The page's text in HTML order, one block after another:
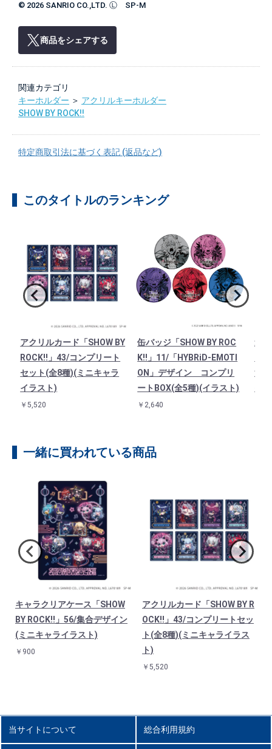
© 2026 SANRIO CO.,LTD. Ⓛ SP-M
商品をシェアする
関連カテゴリ
キーホルダー ＞ アクリルキーホルダー
SHOW BY ROCK!!
特定商取引法に基づく表記 (返品など)
このタイトルのランキング
アクリルカード「SHOW BY
ROCK!!」43/コンプリート
セット(全8種)(ミニキャラ
イラスト)
￥5,520
缶バッジ「SHOW BY ROC
K!!」11/「HYBRiD-EMOTI
ON」デザイン コンプリ
ートBOX(全5種)(イラスト)
￥2,640
連
法
一緒に買われている商品
キャラクリアケース「SHOW
BY ROCK!!」56/集合デザイン
(ミニキャライラスト)
￥900
アクリルカード「SHOW BY R
OCK!!」43/コンプリートセッ
ト(全8種)(ミニキャライラス
ト)
￥5,520
当サイトについて 総合利用規約